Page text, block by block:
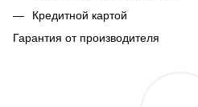
Кредитной картой
Гарантия от производителя